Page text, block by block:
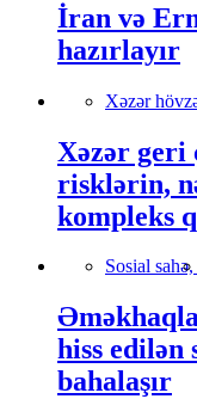
İran və
hazırlayır
Xəzər
Xəzər geri
risklərin,
kompleks
Sosial sahə,
hiss edilən
bahalaşır